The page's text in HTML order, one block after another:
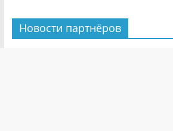
Новости партнёров